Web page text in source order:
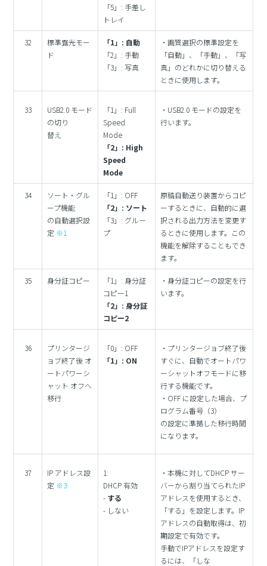
「5」: 手差し
トレイ
32
標準露光モー
ド
「1」: 自動
「2」: 手動
「3」: 写真
・画質選択の標準設定を
「自動」、「手動」、「写
真」のどれかに切り替える
ときに使用します。
33
USB2.0 モード
の切り
替え
「1」: Full
Speed
Mode
「2」: High
Speed
Mode
・USB2.0 モードの設定を
行います。
34
ソート・グル
ープ機能
の自動選択設
定 ※1
「1」: OFF
「2」: ソート
「3」: グルー
プ
原稿自動送り装置からコピ
ーするときに、自動的に選
択される出力方法を変更す
るときに使用します。この
機能を解除することもでき
ます。
35 身分証コピー
「1」: 身分証
コピー1
「2」: 身分証
コピー2
・身分証コピーの設定を行
います。
36
プリンタージ
ョブ終了後 オ
ートパワーシ
ャット オフへ
移行
「0」: OFF
「1」: ON
・プリンタージョブ終了後
すぐに、自動でオートパワ
ーシャットオフモードに移
行する機能です。
・OFF に設定した場合、プ
ログラム番号（3）
の設定に準拠した移行時間
になります。
37
IP アドレス設
定 ※3
1:
DHCP 有効
- する
- しない
・本機に対してDHCP サー
バーから割り当てられたIP
アドレスを使用するとき、
「する」を設定します。IP
アドレスの自動取得は、初
期設定で有効です。
手動でIPアドレスを設定す
るには、「しな